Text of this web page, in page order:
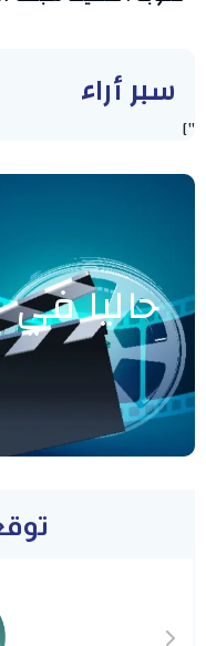
سبر أراء
"]
حاليا